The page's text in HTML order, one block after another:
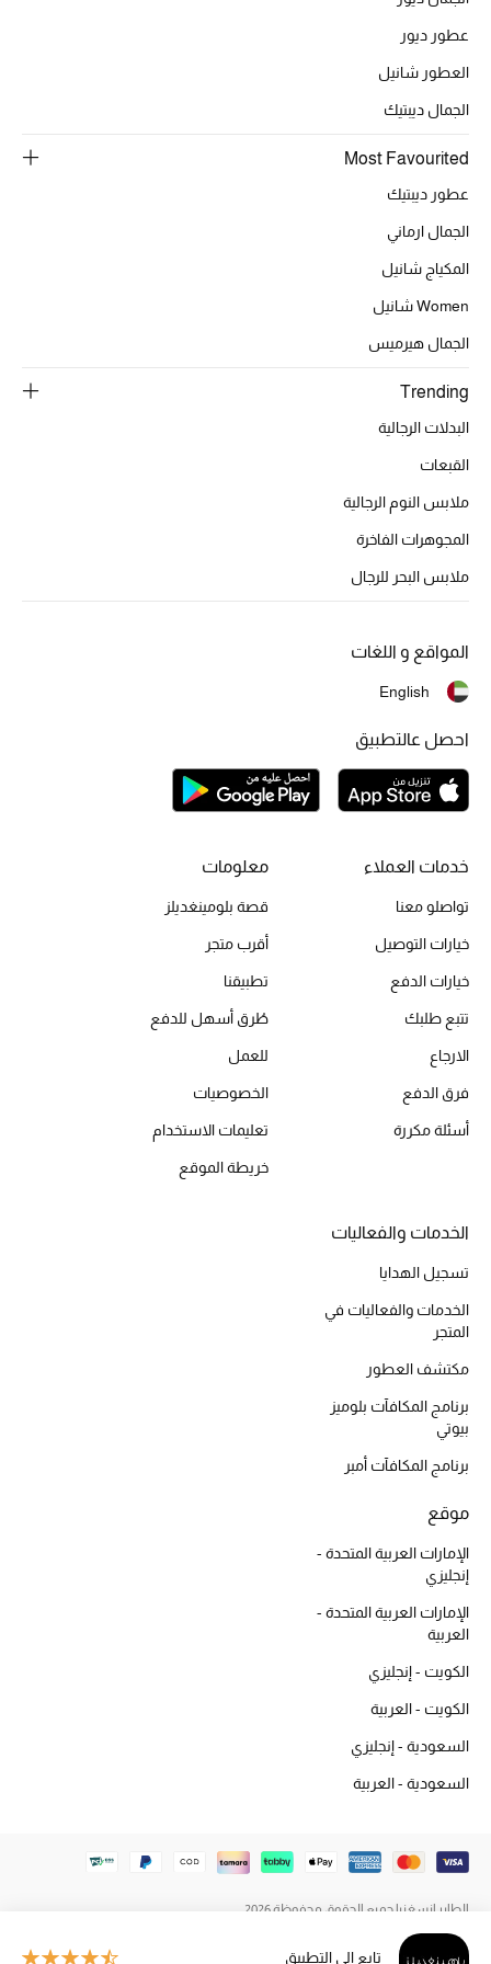
الحقائب النسائية
دليل ملتزمات الحقائب
حقائب رجالية
حقائب الأطفال
أبرز المصممين
تسوقوا الحقائب
الموسم الجديد
الأحذية الرجالية
أحذية للأطفال
أحذية مختارة
تسوقوا الأحذية
جميع مستحضرات الجمال
الجديد في عالم الجمال
الأكثر مبيعاً
مكتشف العطور
العناية بالبشرة
العناية بالشعر
الصحة والعافية
مجموعة الجمال
الجمال في بلوميز
تابع إلى التطبيق
عطور ديور
العطور شانيل
الجمال ديبتيك
Most Favourited
عطور ديبتيك
الجمال ارماني
المكياج شانيل
Women شانيل
الجمال هيرميس
Trending
البدلات الرجالية
القبعات
ملابس النوم الرجالية
المجوهرات الفاخرة
ملابس البحر للرجال
خدمات العملاء
تواصلو معنا
خيارات التوصيل
خيارات الدفع
تتبع طلبك
الارجاع
فرق الدفع
أسئلة مكررة
معلومات
قصة بلومينغديلز
أقرب متجر
تطبيقنا
طُرق أسهل للدفع
للعمل
الخصوصيات
تعليمات الاستخدام
خريطة الموقع
الخدمات والفعاليات
تسجيل الهدايا
الخدمات والفعاليات في
المتجر
مكتشف العطور
برنامج المكافآت بلوميز
بيوتي
برنامج المكافآت أمبر
موقع
الإمارات العربية المتحدة -
إنجليزي
الإمارات العربية المتحدة -
العربية
الكويت - إنجليزي
الكويت - العربية
السعودية - إنجليزي
السعودية - العربية
المواقع و اللغات
English
احصل عالتطبيق
الطاير إنسغنيا جميع الحقوق محفوظة 2026